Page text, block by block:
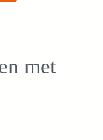
met